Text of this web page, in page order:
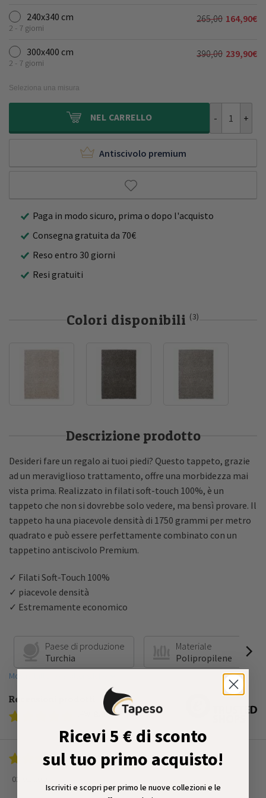
originale
era:
attuale
è:
240x340 cm
2 - 7 giorni
265,00
Il
originale
era:
164,90€
Il
attuale
è:
300x400 cm
2 - 7 giorni
390,00
Il
390,00€.
239,90€
Il
239,90€.
Seleziona una misura
NEL CARRELLO
Antiscivolo premium
Paga in modo sicuro, prima o dopo l'acquisto
Consegna gratuita da 70€
Reso entro 30 giorni
Resi gratuiti
Colori disponibili (3)
Descrizione prodotto
Desideri fare un regalo ai tuoi piedi? Questo tappeto, grazie
ad un meraviglioso trattamento, offre una morbidezza mai
vista prima. Realizzato in filati soft-touch 100%, è un
tappeto che non si dovrebbe solo vedere, ma bensì provare. Il
tappeto ha una piacevole densità di 1750 grammi per metro
quadrato e può essere perfettamente combinato con un
tappetino antiscivolo Premium.
✓ Filati Soft-Touch 100%
✓ piacevole densità
✓ Estremamente economico
Paese di produzione
Turchia
Materiale
Polipropilene
Mostra tutte le caratteristiche
Recensioni prodotti
8.6/10
02-02-2026
Ricevi 5 € di sconto
sul tuo primo acquisto!
Iscriviti e scopri per primo le nuove collezioni e le